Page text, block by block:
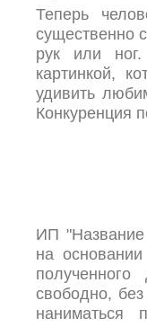
Теперь
существенно
рук или
картинкой,
удивить
Конкуренция
ИП "Название
на
свободно,
наниматься